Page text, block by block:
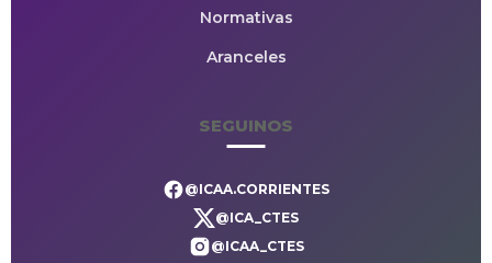
Normativas
Aranceles
SEGUINOS
@ICAA.CORRIENTES
@ICA_CTES
@ICAA_CTES